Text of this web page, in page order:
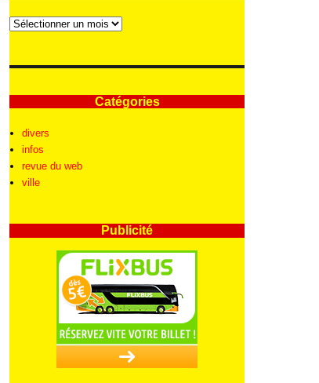
Archives
Catégories
divers
infos
revue du web
ville